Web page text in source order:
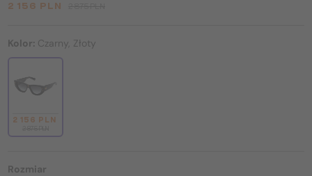
2 156 PLN
Kolor: Czarny, Złoty
2 156 PLN
Rozmiar